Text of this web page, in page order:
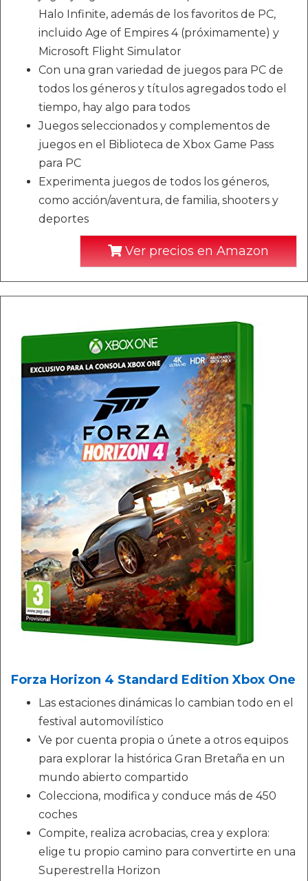
Halo Infinite, además de los favoritos de PC,
incluido Age of Empires 4 (próximamente) y
Microsoft Flight Simulator
Con una gran variedad de juegos para PC de
todos los géneros y títulos agregados todo el
tiempo, hay algo para todos
Juegos seleccionados y complementos de
juegos en el Biblioteca de Xbox Game Pass
para PC
Experimenta juegos de todos los géneros,
como acción/aventura, de familia, shooters y
deportes
Ver precios en Amazon
Forza Horizon 4 Standard Edition Xbox One
Las estaciones dinámicas lo cambian todo en el
festival automovilístico
Ve por cuenta propia o únete a otros equipos
para explorar la histórica Gran Bretaña en un
mundo abierto compartido
Colecciona, modifica y conduce más de 450
coches
Compite, realiza acrobacias, crea y explora:
elige tu propio camino para convertirte en una
Superestrella Horizon